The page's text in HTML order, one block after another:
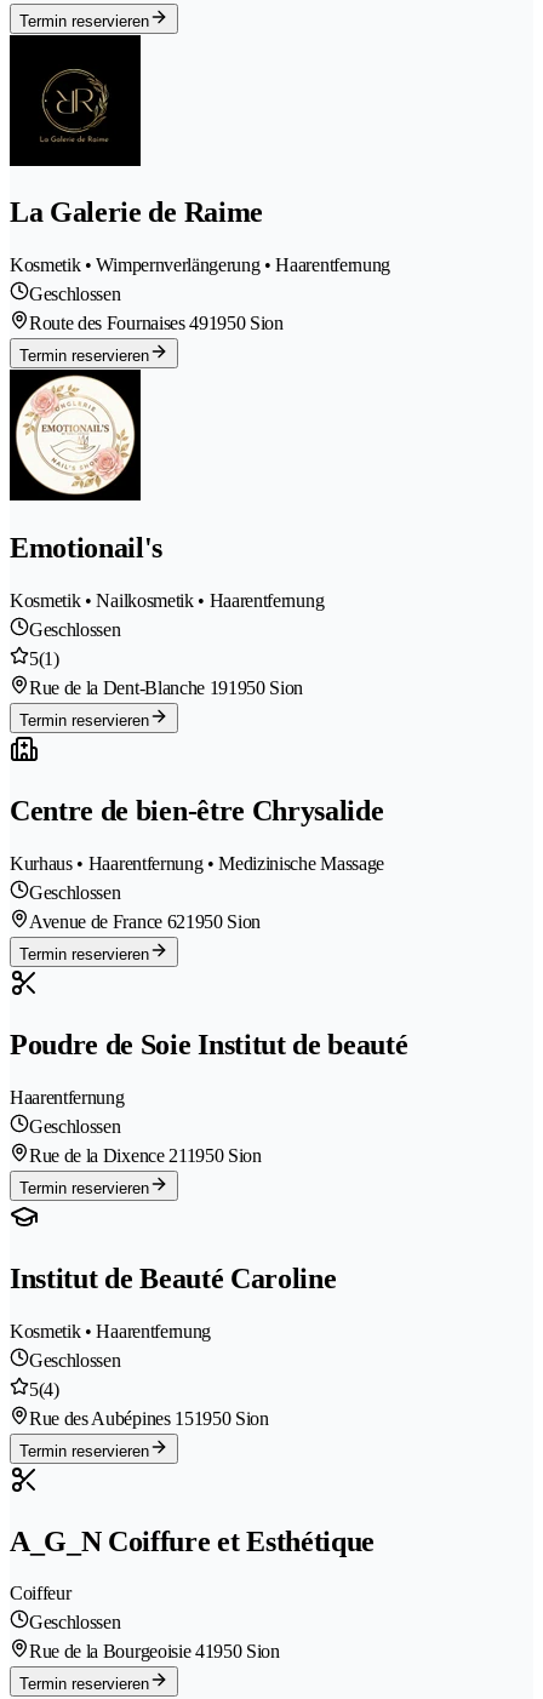
Termin reservieren
La Galerie de Raime
Kosmetik • Wimpernverlängerung • Haarentfernung
Geschlossen
Route des Fournaises 491950 Sion
Termin reservieren
Emotionail's
Kosmetik • Nailkosmetik • Haarentfernung
Geschlossen
5(1)
Rue de la Dent-Blanche 191950 Sion
Termin reservieren
Centre de bien-être Chrysalide
Kurhaus • Haarentfernung • Medizinische Massage
Geschlossen
Avenue de France 621950 Sion
Termin reservieren
Poudre de Soie Institut de beauté
Haarentfernung
Geschlossen
Rue de la Dixence 211950 Sion
Termin reservieren
Institut de Beauté Caroline
Kosmetik • Haarentfernung
Geschlossen
5(4)
Rue des Aubépines 151950 Sion
Termin reservieren
A_G_N Coiffure et Esthétique
Coiffeur
Geschlossen
Rue de la Bourgeoisie 41950 Sion
Termin reservieren